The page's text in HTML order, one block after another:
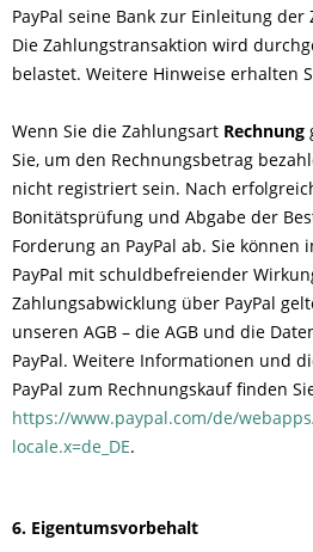
PayPal seine Bank zur Einleitung
Die Zahlungstransaktion wird
belastet. Weitere Hinweise erhalten
Wenn Sie die Zahlungsart Rechnung
Sie, um den Rechnungsbetrag
nicht registriert sein. Nach
Bonitätsprüfung und Abgabe der
Forderung an PayPal ab. Sie können
PayPal mit schuldbefreiender
Zahlungsabwicklung über PayPal
unseren AGB – die AGB und die
PayPal. Weitere Informationen und
PayPal zum Rechnungskauf finden
https://www.paypal.com/de/
locale.x=de_DE.
6. Eigentumsvorbehalt